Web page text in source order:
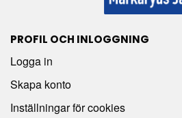
PROFIL OCH INLOGGNING
Logga in
Skapa konto
Inställningar för cookies